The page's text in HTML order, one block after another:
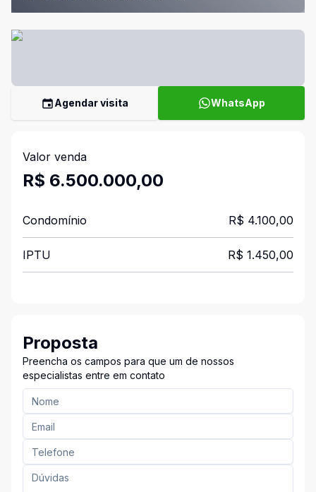
Agendar visita WhatsApp
Valor venda
R$ 6.500.000,00
Condomínio R$ 4.100,00
IPTU R$ 1.450,00
Proposta
Preencha os campos para que um de nossos
especialistas entre em contato